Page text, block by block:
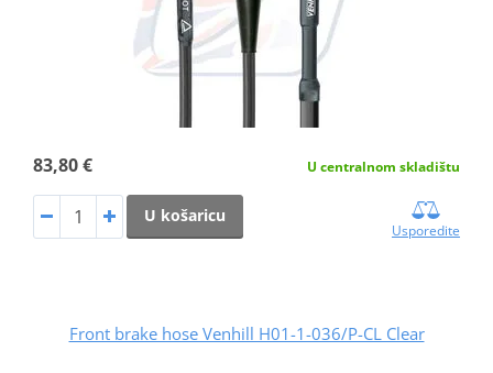
83,80 € U centralnom skladištu
U košaricu
Usporedite
Front brake hose Venhill H01-1-036/P-CL Clear